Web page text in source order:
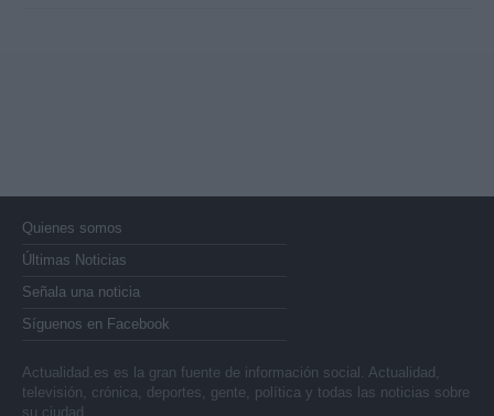
Quienes somos
Últimas Noticias
Señala una noticia
Síguenos en Facebook
Actualidad.es es la gran fuente de información social. Actualidad,
televisión, crónica, deportes, gente, política y todas las noticias sobre
su ciudad.